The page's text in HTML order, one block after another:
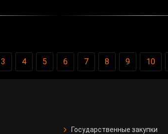
3 4 5 6 7 8 9 10
Государственные закупки